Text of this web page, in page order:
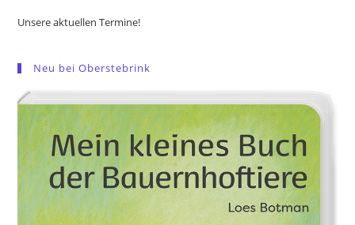
Unsere aktuellen Termine!
Neu bei Oberstebrink